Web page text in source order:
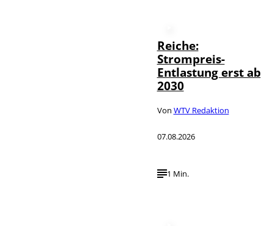
Reiche:
Strompreis-
Entlastung erst ab
2030
Von WTV Redaktion
07.08.2026
1 Min.